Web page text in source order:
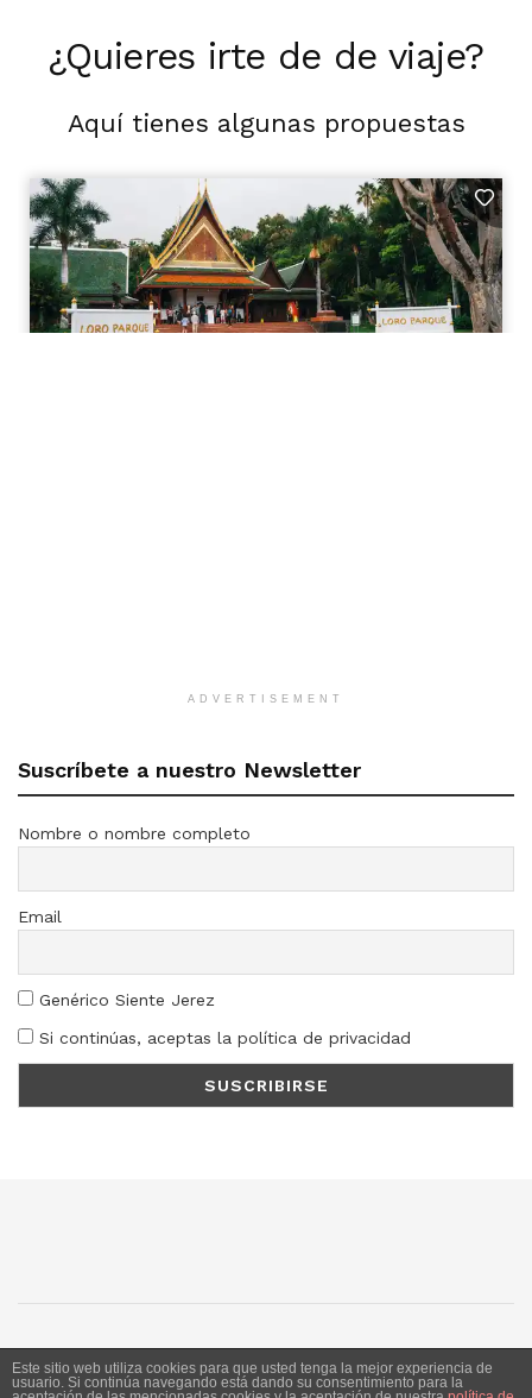
¿Quieres irte de de viaje?
Aquí tienes algunas propuestas
ADVERTISEMENT
Suscríbete a nuestro Newsletter
Nombre o nombre completo
Email
Genérico Siente Jerez
Si continúas, aceptas la política de privacidad
Este sitio web utiliza cookies para que usted tenga la mejor experiencia de
usuario. Si continúa navegando está dando su consentimiento para la